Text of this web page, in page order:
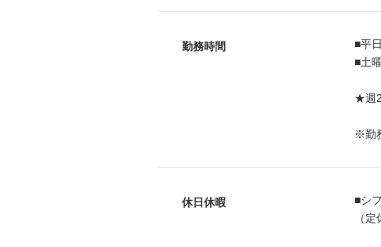
勤務時間
■平
■土
★週2
※勤
休日休暇
■シ
（